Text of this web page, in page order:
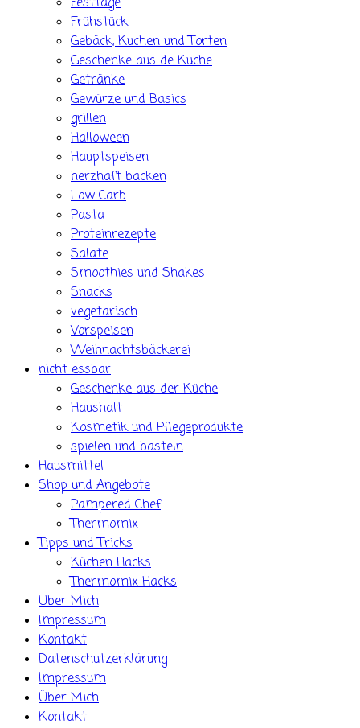
Frühstück
Gebäck, Kuchen und Torten
Geschenke aus de Küche
Getränke
Gewürze und Basics
grillen
Halloween
Hauptspeisen
herzhaft backen
Low Carb
Pasta
Proteinrezepte
Salate
Smoothies und Shakes
Snacks
vegetarisch
Vorspeisen
Weihnachtsbäckerei
nicht essbar
Geschenke aus der Küche
Haushalt
Kosmetik und Pflegeprodukte
spielen und basteln
Hausmittel
Shop und Angebote
Pampered Chef
Thermomix
Tipps und Tricks
Küchen Hacks
Thermomix Hacks
Über Mich
Impressum
Kontakt
Datenschutzerklärung
Impressum
Über Mich
Kontakt